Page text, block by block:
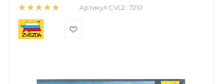
Артикул CVL2:: 7210